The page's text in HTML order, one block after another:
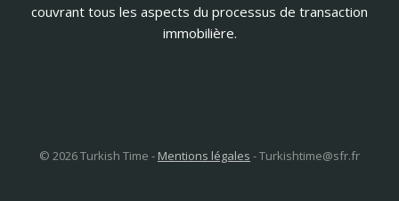
couvrant tous les aspects du processus de transaction
immobilière.
© 2026 Turkish Time - Mentions légales -Turkishtime@sfr.fr